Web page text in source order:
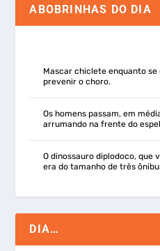
ABOBRINHAS DO DIA
Mascar chiclete enquanto
prevenir o choro.
Os homens passam, em
arrumando na frente do
O dinossauro diplodoco, que
era do tamanho de três
DIA…